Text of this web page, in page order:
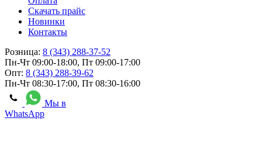
Скачать прайс
Новинки
Контакты
Розница: 8 (343) 288-37-52
Пн-Чт 09:00-18:00, Пт 09:00-17:00
Опт: 8 (343) 288-39-62
Пн-Чт 08:30-17:00, Пт 08:30-16:00
Мы в
WhatsApp